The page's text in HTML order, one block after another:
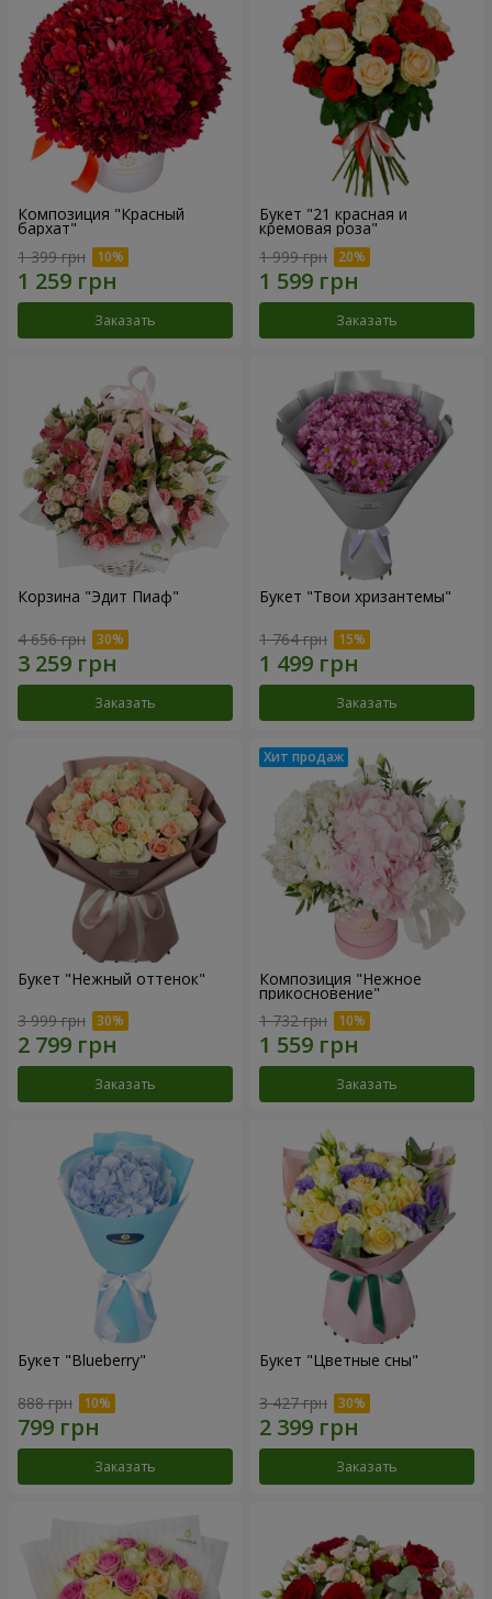
Композиция "Красный
бархат"
1 399 грн
Заказать
Букет "21 красная и
кремовая роза"
1 999 грн
Заказать
Корзина "Эдит Пиаф"
4 656 грн
Заказать
Букет "Твои хризантемы"
1 764 грн
Заказать
Букет "Нежный оттенок"
3 999 грн
Заказать
Композиция "Нежное
прикосновение"
1 732 грн
Заказать
Букет "Blueberry"
888 грн
Заказать
Букет "Цветные сны"
3 427 грн
Заказать